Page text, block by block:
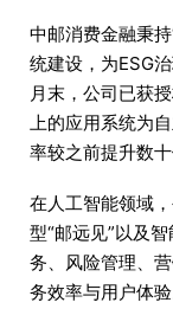
中邮消费金融秉
统建设，为ESG
月末，公司已获
上的应用系统为
率较之前提升数十
在人工智能领域
型“邮远见”以及
务、风险管理、
务效率与用户体